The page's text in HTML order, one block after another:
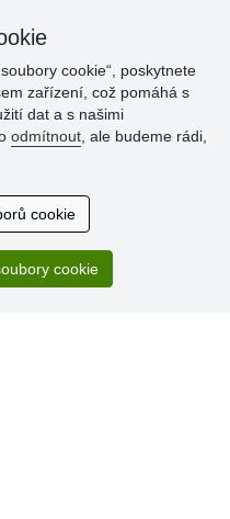
ceny. Vřele
cookie“, poskytnete
zařízení, což pomáhá s
dat a s našimi
odmítnout , ale budeme rádi,
cookie
cookie